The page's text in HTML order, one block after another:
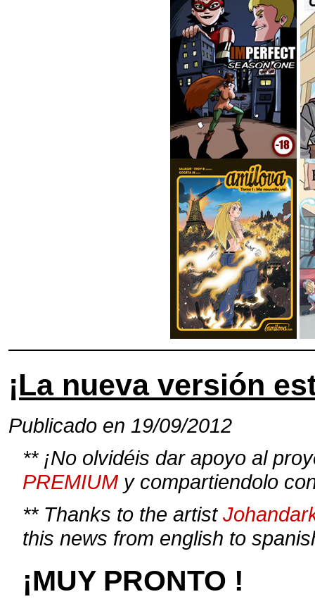
¡La nueva versión
Publicado en 19/09/2012
** ¡No olvidéis dar apoyo al
PREMIUM y compartiendolo
** Thanks to the artist
this news from english to
¡MUY PRONTO !